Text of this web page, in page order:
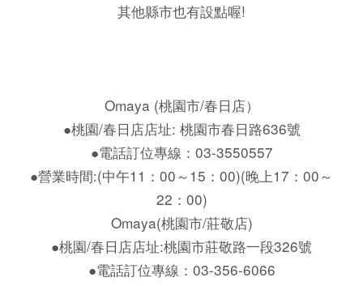
其他縣市也有設點喔!
Omaya (桃園市/春日店）
●桃園/春日店店址: 桃園市春日路636號
●電話訂位專線：03-3550557
●營業時間:(中午11：00～15：00)(晚上17：00～
22：00)
Omaya(桃園市/莊敬店)
●桃園/春日店店址:桃園市莊敬路一段326號
●電話訂位專線：03-356-6066